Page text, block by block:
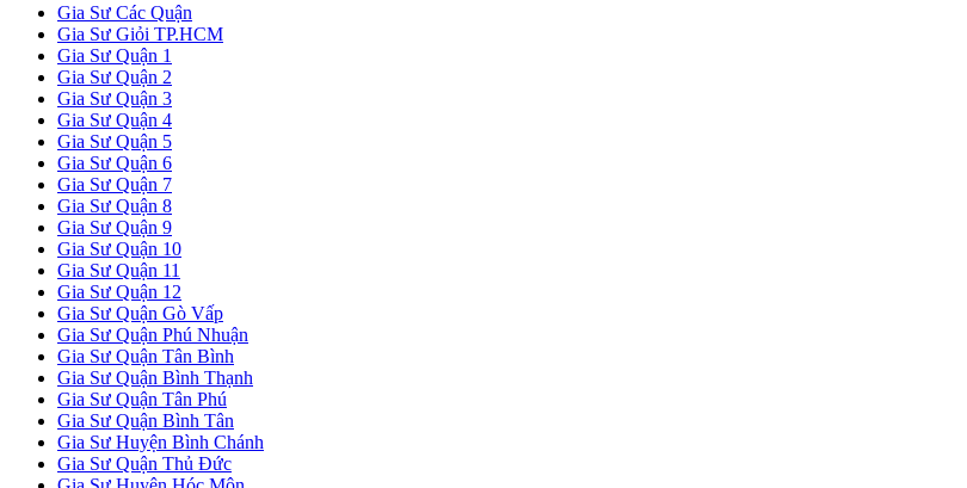
Gia Sư Các Quận
Gia Sư Giỏi TP.HCM
Gia Sư Quận 1
Gia Sư Quận 2
Gia Sư Quận 3
Gia Sư Quận 4
Gia Sư Quận 5
Gia Sư Quận 6
Gia Sư Quận 7
Gia Sư Quận 8
Gia Sư Quận 9
Gia Sư Quận 10
Gia Sư Quận 11
Gia Sư Quận 12
Gia Sư Quận Gò Vấp
Gia Sư Quận Phú Nhuận
Gia Sư Quận Tân Bình
Gia Sư Quận Bình Thạnh
Gia Sư Quận Tân Phú
Gia Sư Quận Bình Tân
Gia Sư Huyện Bình Chánh
Gia Sư Quận Thủ Đức